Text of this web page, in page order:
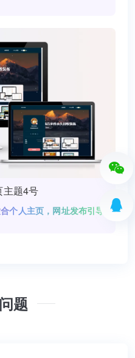
主题4号
个人主页，网址发布引导
题